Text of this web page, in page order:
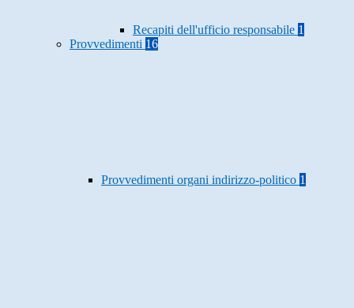
Recapiti dell'ufficio responsabile 1
Provvedimenti 16
Provvedimenti organi indirizzo-politico 1